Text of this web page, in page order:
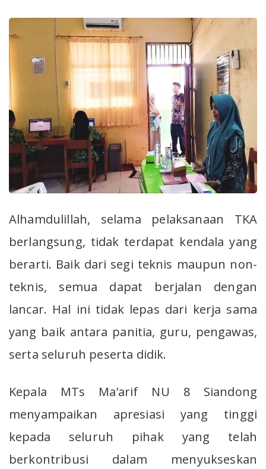
Alhamdulillah, selama pelaksanaan TKA
berlangsung, tidak terdapat kendala yang
berarti. Baik dari segi teknis maupun non-
teknis, semua dapat berjalan dengan
lancar. Hal ini tidak lepas dari kerja sama
yang baik antara panitia, guru, pengawas,
serta seluruh peserta didik.
Kepala MTs Ma’arif NU 8 Siandong
menyampaikan apresiasi yang tinggi
kepada seluruh pihak yang telah
berkontribusi dalam menyukseskan